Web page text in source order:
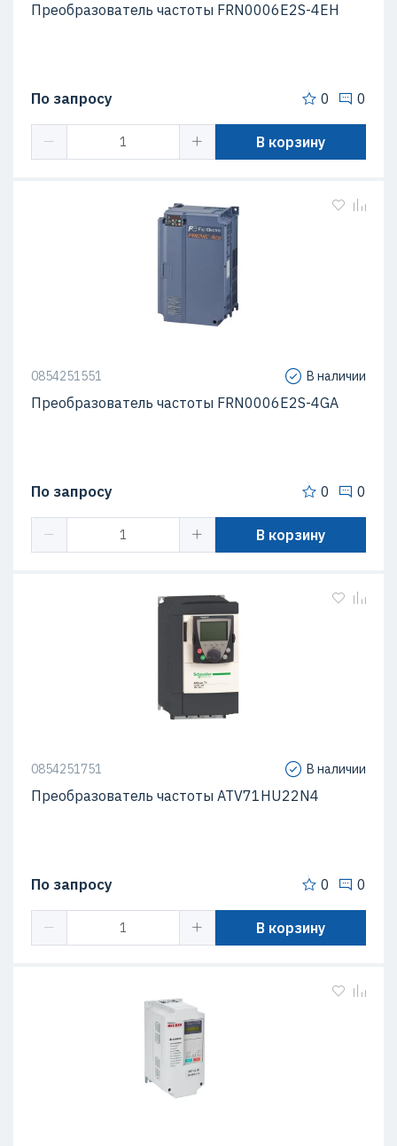
Преобразователь частоты FRN0006E2S-4EH
По запросу 0 0
В корзину
0854251551 В наличии
Преобразователь частоты FRN0006E2S-4GA
По запросу 0 0
В корзину
0854251751 В наличии
Преобразователь частоты ATV71HU22N4
По запросу 0 0
В корзину